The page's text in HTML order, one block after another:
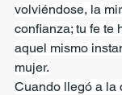
volviéndose, la
confianza; tu fe te
aquel mismo
mujer.
Cuando llegó a la